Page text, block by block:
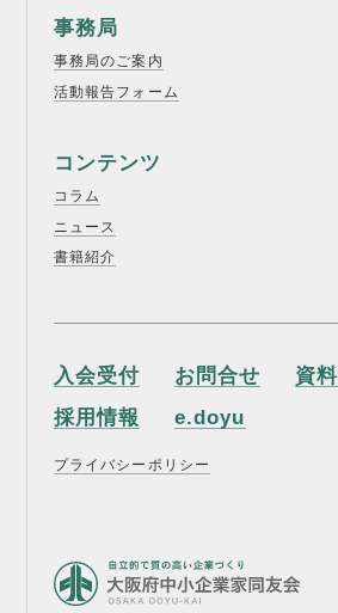
事務局
事務局のご案内
活動報告フォーム
コンテンツ
コラム
ニュース
書籍紹介
入会受付 お問合せ
資
採用情報
e.doyu
プライバシーポリシー